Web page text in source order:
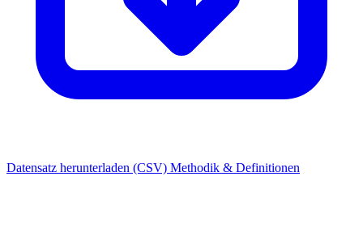
Datensatz herunterladen (CSV) Methodik & Definitionen